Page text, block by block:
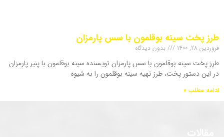
طرز پخت سینه بوقلمون با سس پارمزان
فروردین 28, 1400 بدون دیدگاه
طرز پخت سینه بوقلمون با سس پارمزان نویسنده سینه بوقلمون با پنیر پارمزان
در این دستور پخت، طرز تهیه سینه بوقلمون را به شیوه
ادامه مطلب »